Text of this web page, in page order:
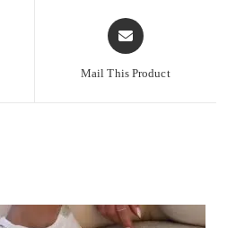
Mail This Product